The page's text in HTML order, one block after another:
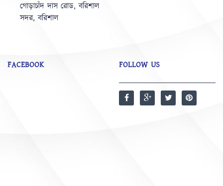
গোড়াচাঁদ দাস রোড, বরিশাল
সদর, বরিশাল
FACEBOOK FOLLOW US